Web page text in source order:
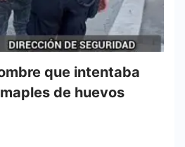
que intentaba
de huevos